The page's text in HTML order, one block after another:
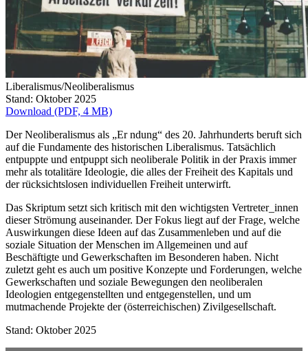
Liberalismus/Neoliberalismus
Stand: Oktober 2025
Download (PDF, 4 MB)
Der Neoliberalismus als „Er ndung“ des 20. Jahrhunderts beruft sich
auf die Fundamente des historischen Liberalismus. Tatsächlich
entpuppte und entpuppt sich neoliberale Politik in der Praxis immer
mehr als totalitäre Ideologie, die alles der Freiheit des Kapitals und
der rücksichtslosen individuellen Freiheit unterwirft.
Das Skriptum setzt sich kritisch mit den wichtigsten Vertreter_innen
dieser Strömung auseinander. Der Fokus liegt auf der Frage, welche
Auswirkungen diese Ideen auf das Zusammenleben und auf die
soziale Situation der Menschen im Allgemeinen und auf
Beschäftigte und Gewerkschaften im Besonderen haben. Nicht
zuletzt geht es auch um positive Konzepte und Forderungen, welche
Gewerkschaften und soziale Bewegungen den neoliberalen
Ideologien entgegenstellten und entgegenstellen, und um
mutmachende Projekte der (österreichischen) Zivilgesellschaft.
Stand: Oktober 2025